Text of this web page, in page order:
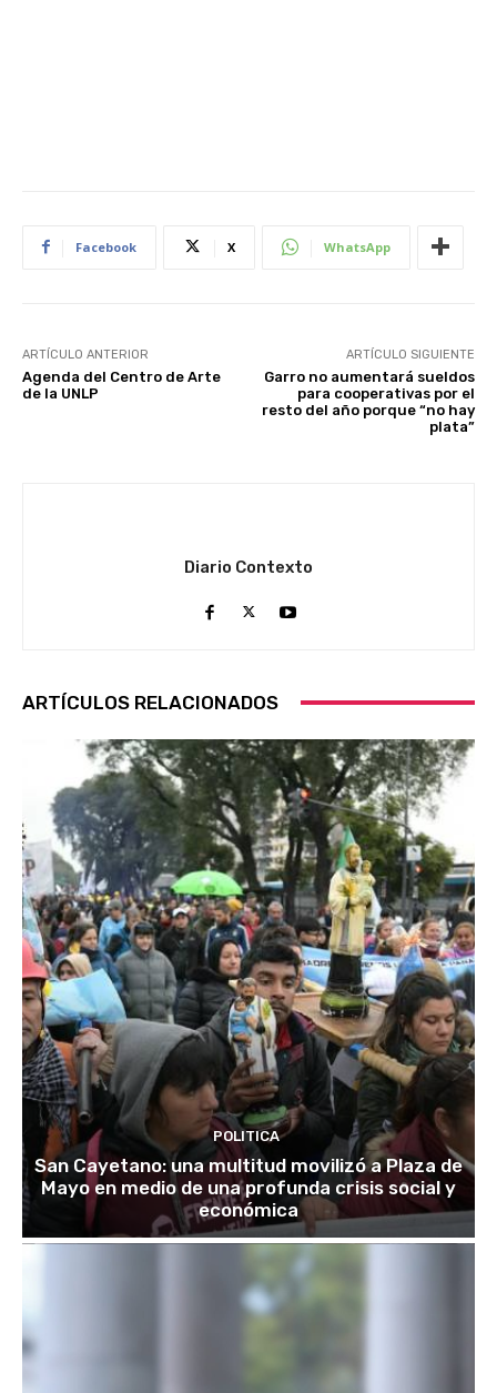
Facebook X WhatsApp
ARTÍCULO ANTERIOR
Agenda del Centro de Arte
de la UNLP
ARTÍCULO SIGUIENTE
Garro no aumentará sueldos
para cooperativas por el
resto del año porque “no hay
plata”
Diario Contexto
ARTÍCULOS RELACIONADOS
POLITICA
San Cayetano: una multitud movilizó a Plaza de
Mayo en medio de una profunda crisis social y
económica